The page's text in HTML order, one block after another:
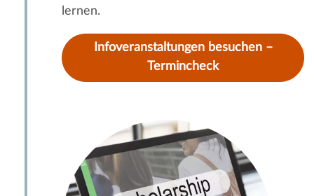
lernen.
Infoveranstaltungen besuchen –
Termincheck